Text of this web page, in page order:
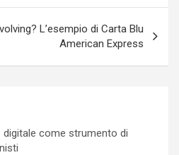
L’esempio di Carta Blu
American Express
digitale come strumento di